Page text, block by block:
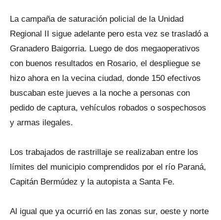
La campaña de saturación policial de la Unidad
Regional II sigue adelante pero esta vez se trasladó a
Granadero Baigorria. Luego de dos megaoperativos
con buenos resultados en Rosario, el despliegue se
hizo ahora en la vecina ciudad, donde 150 efectivos
buscaban este jueves a la noche a personas con
pedido de captura, vehículos robados o sospechosos
y armas ilegales.
Los trabajados de rastrillaje se realizaban entre los
límites del municipio comprendidos por el río Paraná,
Capitán Bermúdez y la autopista a Santa Fe.
Al igual que ya ocurrió en las zonas sur, oeste y norte